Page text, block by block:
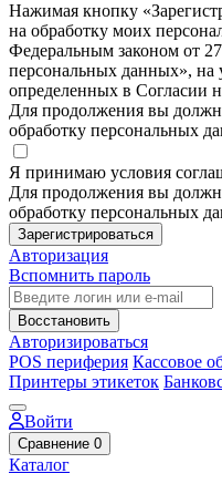
Нажимая кнопку
на обработку моих
Федеральным законом от
персональных данных», на
определенных в Согласии
Для продолжения вы
обработку персональных
Я принимаю условия
Для продолжения вы
обработку персональных
Зарегистрироваться
Авторизация
Вспомнить пароль
Восстановить
Авторизироваться
POS периферия Кассовое
Принтеры этикеток
Войти
Сравнение 0
Каталог